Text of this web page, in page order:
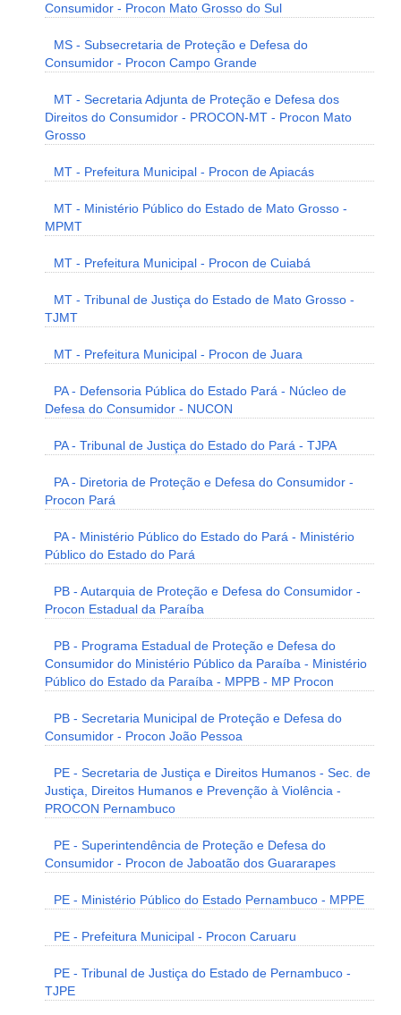
Consumidor - Procon Mato Grosso do Sul
MS - Subsecretaria de Proteção e Defesa do
Consumidor - Procon Campo Grande
MT - Secretaria Adjunta de Proteção e Defesa dos
Direitos do Consumidor - PROCON-MT - Procon Mato
Grosso
MT - Prefeitura Municipal - Procon de Apiacás
MT - Ministério Público do Estado de Mato Grosso -
MPMT
MT - Prefeitura Municipal - Procon de Cuiabá
MT - Tribunal de Justiça do Estado de Mato Grosso -
TJMT
MT - Prefeitura Municipal - Procon de Juara
PA - Defensoria Pública do Estado Pará - Núcleo de
Defesa do Consumidor - NUCON
PA - Tribunal de Justiça do Estado do Pará - TJPA
PA - Diretoria de Proteção e Defesa do Consumidor -
Procon Pará
PA - Ministério Público do Estado do Pará - Ministério
Público do Estado do Pará
PB - Autarquia de Proteção e Defesa do Consumidor -
Procon Estadual da Paraíba
PB - Programa Estadual de Proteção e Defesa do
Consumidor do Ministério Público da Paraíba - Ministério
Público do Estado da Paraíba - MPPB - MP Procon
PB - Secretaria Municipal de Proteção e Defesa do
Consumidor - Procon João Pessoa
PE - Secretaria de Justiça e Direitos Humanos - Sec. de
Justiça, Direitos Humanos e Prevenção à Violência -
PROCON Pernambuco
PE - Superintendência de Proteção e Defesa do
Consumidor - Procon de Jaboatão dos Guararapes
PE - Ministério Público do Estado Pernambuco - MPPE
PE - Prefeitura Municipal - Procon Caruaru
PE - Tribunal de Justiça do Estado de Pernambuco -
TJPE